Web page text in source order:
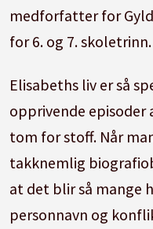
medforfatter for
for 6. og 7. skoletrinn.
Elisabeths liv er så
opprivende
tom for stoff. Når
takknemlig
at det blir så mange
personnavn og